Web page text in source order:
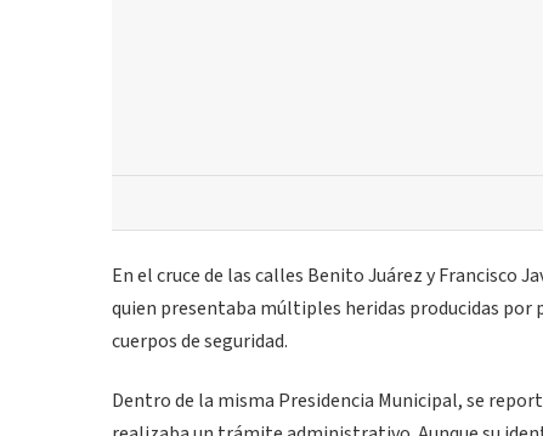
En el cruce de las calles Benito Juárez y Francisco
quien presentaba múltiples heridas producidas por
cuerpos de seguridad.
Dentro de la misma Presidencia Municipal, se